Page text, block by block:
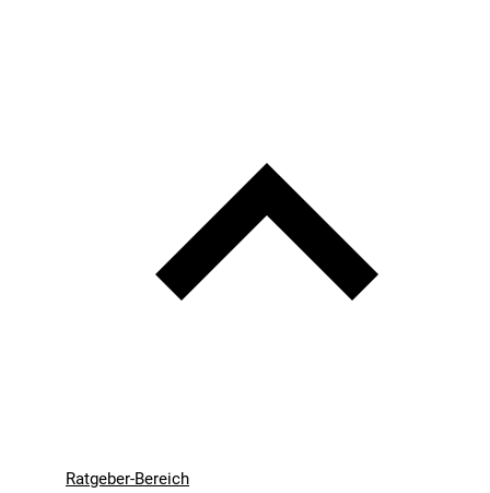
Ratgeber-Bereich